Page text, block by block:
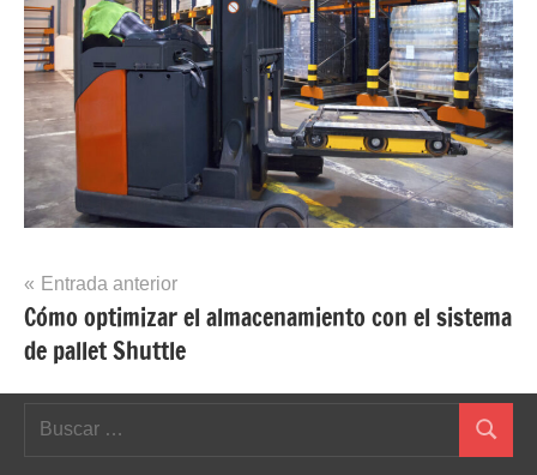
Navegación
de
entradas
Entrada anterior
Cómo optimizar el almacenamiento con el sistema
de pallet Shuttle
Buscar